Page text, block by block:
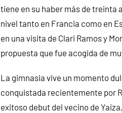
tiene en su haber más de treinta
nivel tanto en Francia como en
en una visita de Clari Ramos y
propuesta que fue acogida de
La gimnasia vive un momento
conquistada recientemente por
exitoso debut del vecino de